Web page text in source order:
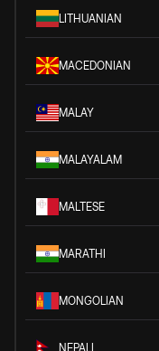
LITHUANIAN
MACEDONIAN
MALAY
MALAYALAM
MALTESE
MARATHI
MONGOLIAN
NEPALI